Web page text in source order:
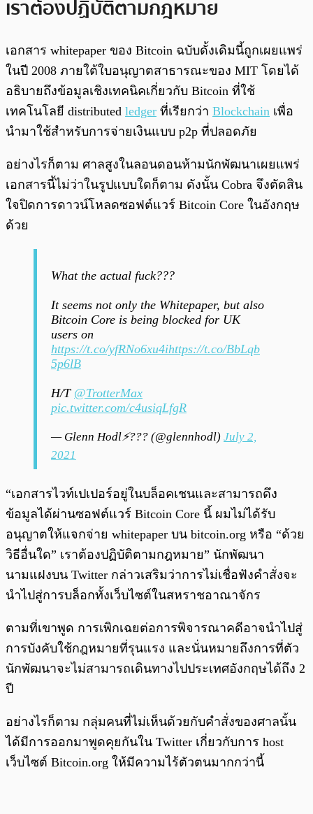
เราต้องปฏิบัติตามกฎหมาย
เอกสาร whitepaper ของ Bitcoin ฉบับดั้งเดิมนี้ถูกเผยแพร่
ในปี 2008 ภายใต้ใบอนุญาตสาธารณะของ MIT โดยได้
อธิบายถึงข้อมูลเชิงเทคนิคเกี่ยวกับ Bitcoin ที่ใช้
เทคโนโลยี distributed ledger ที่เรียกว่า Blockchain เพื่อ
นำมาใช้สำหรับการจ่ายเงินแบบ p2p ที่ปลอดภัย
อย่างไรก็ตาม ศาลสูงในลอนดอนห้ามนักพัฒนาเผยแพร่
เอกสารนี้ไม่ว่าในรูปแบบใดก็ตาม ดังนั้น Cobra จึงตัดสิน
ใจปิดการดาวน์โหลดซอฟต์แวร์ Bitcoin Core ในอังกฤษ
ด้วย
What the actual fuck???
It seems not only the Whitepaper, but also
Bitcoin Core is being blocked for UK
users on
https://t.co/yfRNo6xu4ihttps://t.co/BbLqb
5p6lB
H/T @TrotterMax
pic.twitter.com/c4usiqLfgR
— Glenn Hodl⚡??? (@glennhodl) July 2,
2021
“เอกสารไวท์เปเปอร์อยู่ในบล็อคเชนและสามารถดึง
ข้อมูลได้ผ่านซอฟต์แวร์ Bitcoin Core นี้ ผมไม่ได้รับ
อนุญาตให้แจกจ่าย whitepaper บน bitcoin.org หรือ “ด้วย
วิธีอื่นใด” เราต้องปฏิบัติตามกฎหมาย” นักพัฒนา
นามแฝงบน Twitter กล่าวเสริมว่าการไม่เชื่อฟังคำสั่งจะ
นำไปสู่การบล็อกทั้งเว็บไซต์ในสหราชอาณาจักร
ตามที่เขาพูด การเพิกเฉยต่อการพิจารณาคดีอาจนำไปสู่
การบังคับใช้กฎหมายที่รุนแรง และนั่นหมายถึงการที่ตัว
นักพัฒนาจะไม่สามารถเดินทางไปประเทศอังกฤษได้ถึง 2
ปี
อย่างไรก็ตาม กลุ่มคนที่ไม่เห็นด้วยกับคำสั่งของศาลนั้น
ได้มีการออกมาพูดคุยกันใน Twitter เกี่ยวกับการ host
เว็บไซต์ Bitcoin.org ให้มีความไร้ตัวตนมากกว่านี้